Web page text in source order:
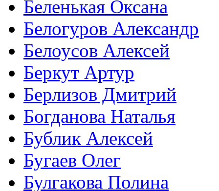
Беленькая Оксана
Белогуров Александр
Белоусов Алексей
Беркут Артур
Берлизов Дмитрий
Богданова Наталья
Бублик Алексей
Бугаев Олег
Булгакова Полина